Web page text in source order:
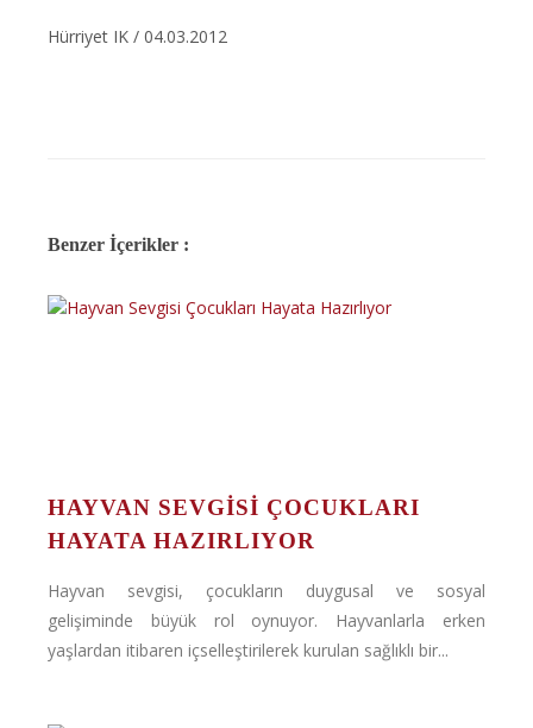
Hürriyet IK / 04.03.2012
Benzer İçerikler :
HAYVAN SEVGISI ÇOCUKLARI
HAYATA HAZIRLIYOR
Hayvan sevgisi, çocukların duygusal ve sosyal
gelişiminde büyük rol oynuyor. Hayvanlarla erken
yaşlardan itibaren içselleştirilerek kurulan sağlıklı bir...